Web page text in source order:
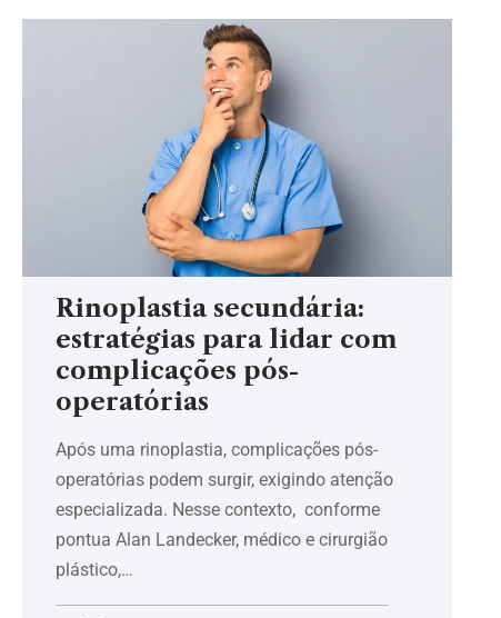
Rinoplastia secundária:
estratégias para lidar com
complicações pós-
operatórias
Após uma rinoplastia, complicações pós-
operatórias podem surgir, exigindo atenção
especializada. Nesse contexto, conforme
pontua Alan Landecker, médico e cirurgião
plástico,…